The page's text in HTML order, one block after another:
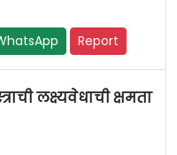
Report
लक्ष्यवेधाची क्षमता